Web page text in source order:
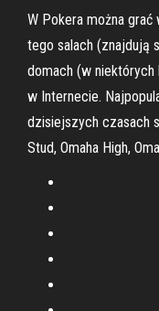
W Pokera można
tego salach (znajdują
domach (w
w Internecie.
dzisiejszych czasach
Stud, Omaha High,